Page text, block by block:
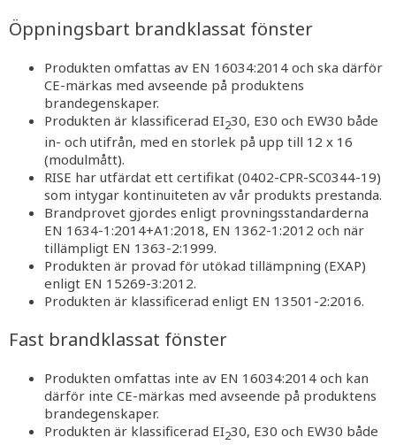
Öppningsbart brandklassat fönster
Produkten omfattas av EN 16034:2014 och ska därför
CE-märkas med avseende på produktens
brandegenskaper.
Produkten är klassificerad EI230, E30 och EW30 både
in- och utifrån, med en storlek på upp till 12 x 16
(modulmått).
RISE har utfärdat ett certifikat (0402-CPR-SC0344-19)
som intygar kontinuiteten av vår produkts prestanda.
Brandprovet gjordes enligt provningsstandarderna
EN 1634-1:2014+A1:2018, EN 1362-1:2012 och när
tillämpligt EN 1363-2:1999.
Produkten är provad för utökad tillämpning (EXAP)
enligt EN 15269-3:2012.
Produkten är klassificerad enligt EN 13501-2:2016.
Fast brandklassat fönster
Produkten omfattas inte av EN 16034:2014 och kan
därför inte CE-märkas med avseende på produktens
brandegenskaper.
Produkten är klassificerad EI230, E30 och EW30 både